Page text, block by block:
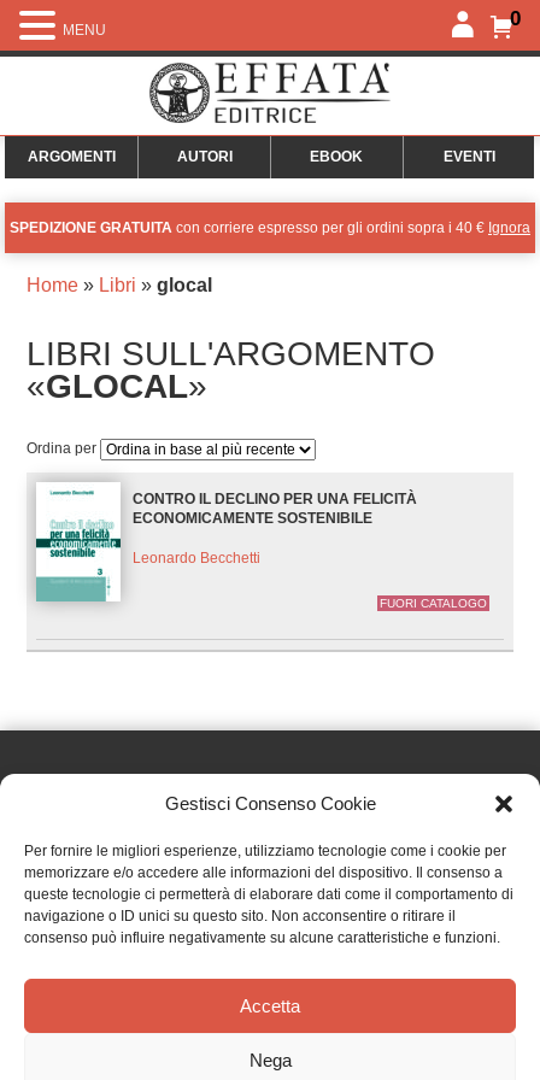
Gestisci Consenso Cookie
Per fornire le migliori esperienze, utilizziamo tecnologie come i cookie per
memorizzare e/o accedere alle informazioni del dispositivo. Il consenso a
queste tecnologie ci permetterà di elaborare dati come il comportamento di
navigazione o ID unici su questo sito. Non acconsentire o ritirare il
consenso può influire negativamente su alcune caratteristiche e funzioni.
Accetta
Nega
0
ARGOMENTI AUTORI EBOOK EVENTI
SPEDIZIONE GRATUITA con corriere espresso per gli ordini sopra i 40 € Ignora
Home» Libri » glocal
LIBRI SULL'ARGOMENTO
«GLOCAL»
Ordina per
CONTRO IL DECLINO PER UNA FELICITÀ
ECONOMICAMENTE SOSTENIBILE
Leonardo Becchetti
FUORI CATALOGO
Effatà Editrice di Pellegrino Paolo SAS
C.F. e P.IVA 09655250018
Via Tre Denti, 1 - 10060 Cantalupa (TO)
Telefono: (+39) 0121 353452 - Fax: (+39) 0121 353839
TERMINI E CONDIZIONI
MENU